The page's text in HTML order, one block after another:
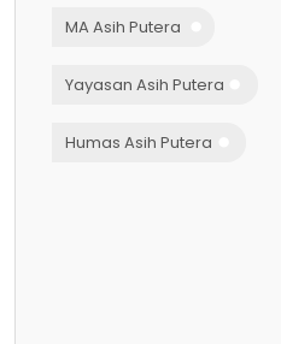
MA Asih Putera
Yayasan Asih Putera
Humas Asih Putera